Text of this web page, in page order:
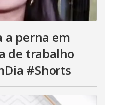
a perna em
de trabalho
#Shorts